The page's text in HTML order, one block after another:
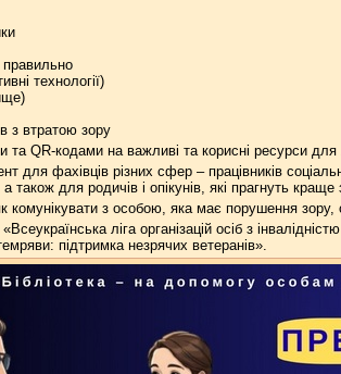
правильно
технології)
з втратою зору
та QR-кодами на важливі та корисні ресурси
для фахівців різних сфер – працівників
також для родичів і опікунів, які прагнуть
комунікувати з особою, яка має порушення
ліга організацій осіб з
підтримка незрячих ветеранів».